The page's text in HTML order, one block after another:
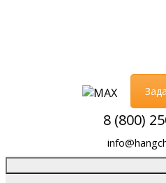
8 (800)